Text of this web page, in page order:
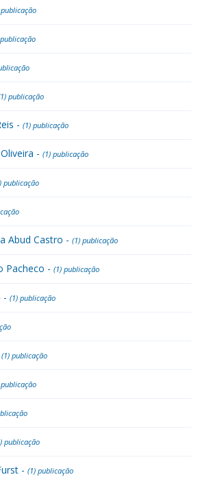
publicação
- (1) publicação
- (1) publicação
publicação
Abud Castro - (1) publicação
Pacheco - (1) publicação
- (1) publicação
(1) publicação
publicação
- (1) publicação